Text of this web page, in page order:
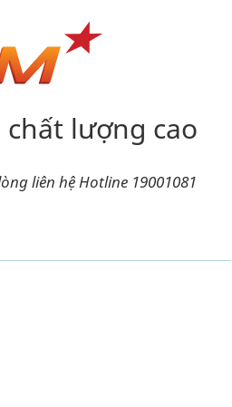
lượng cao
liên hệ Hotline 19001081